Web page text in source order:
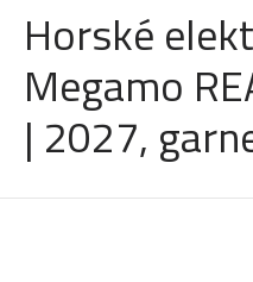
Horské
Megamo
| 2027,